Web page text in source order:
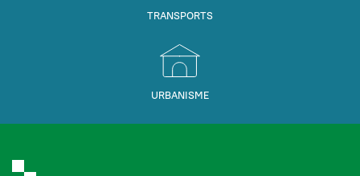
TRANSPORTS
URBANISME